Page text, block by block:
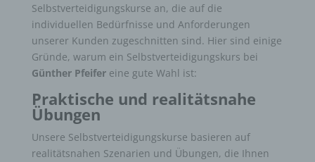
Selbstverteidigungskurse an, die auf die
individuellen Bedürfnisse und Anforderungen
unserer Kunden zugeschnitten sind. Hier sind einige
Gründe, warum ein Selbstverteidigungskurs bei
Günther Pfeifereine gute Wahl ist:
Praktische und realitätsnahe
Übungen
Unsere Selbstverteidigungskurse basieren auf
realitätsnahen Szenarien und Übungen, die Ihnen